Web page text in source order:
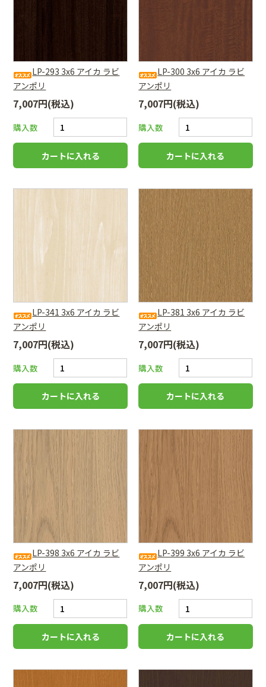
LP-293 3x6 アイカ ラビ
アンポリ
7,007円(税込)
購入数
LP-300 3x6 アイカ ラビ
アンポリ
7,007円(税込)
購入数
LP-341 3x6 アイカ ラビ
アンポリ
7,007円(税込)
購入数
LP-381 3x6 アイカ ラビ
アンポリ
7,007円(税込)
購入数
LP-398 3x6 アイカ ラビ
アンポリ
7,007円(税込)
購入数
LP-399 3x6 アイカ ラビ
アンポリ
7,007円(税込)
購入数